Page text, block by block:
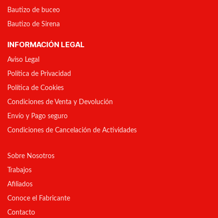
Bautizo de buceo
Bautizo de Sirena
INFORMACIÓN LEGAL
Aviso Legal
Política de Privacidad
Política de Cookies
Condiciones de Venta y Devolución
Envío y Pago seguro
Condiciones de Cancelación de Actividades
Sobre Nosotros
Trabajos
Afiliados
Conoce el Fabricante
Contacto